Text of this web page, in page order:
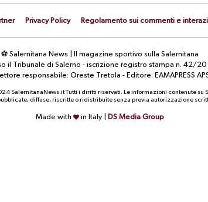
Privacy Policy Regolamento sui commenti e
⚽ Salernitana News | Il magazine sportivo sulla Salernitana
il Tribunale di Salerno - iscrizione registro stampa n.
responsabile: Oreste Tretola - Editore: EAMAPRESS
SalernitanaNews.it Tutti i diritti riservati. Le informazioni contenute su
diffuse, riscritte o ridistribuite senza previa autorizzazione
Made with in Italy | DS Media Group